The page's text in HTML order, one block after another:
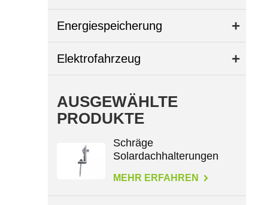
Energiespeicherung
Elektrofahrzeug
AUSGEWÄHLTE
PRODUKTE
Schräge
Solardachhalterungen
MEHR ERFAHREN